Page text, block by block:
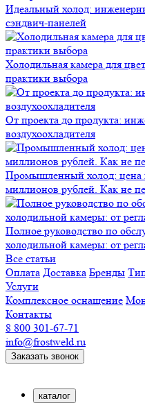
Идеальный холод:
сэндвич-панелей
Холодильная камера для
практики выбора
От проекта до продукта:
воздухоохладителя
Промышленный холод: цена
миллионов рублей. Как не
Полное руководство по
холодильной камеры: от
Все статьи
Оплата Доставка Бренды
Услуги
Комплексное оснащение
Контакты
8 800 301-67-71
info@frostweld.ru
Заказать звонок
каталог